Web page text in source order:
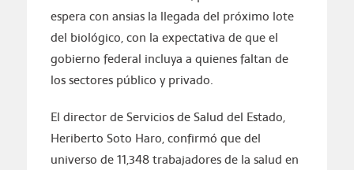
espera con ansias la llegada del próximo lote
del biológico, con la expectativa de que el
gobierno federal incluya a quienes faltan de
los sectores público y privado.
El director de Servicios de Salud del Estado,
Heriberto Soto Haro, confirmó que del
universo de 11,348 trabajadores de la salud en